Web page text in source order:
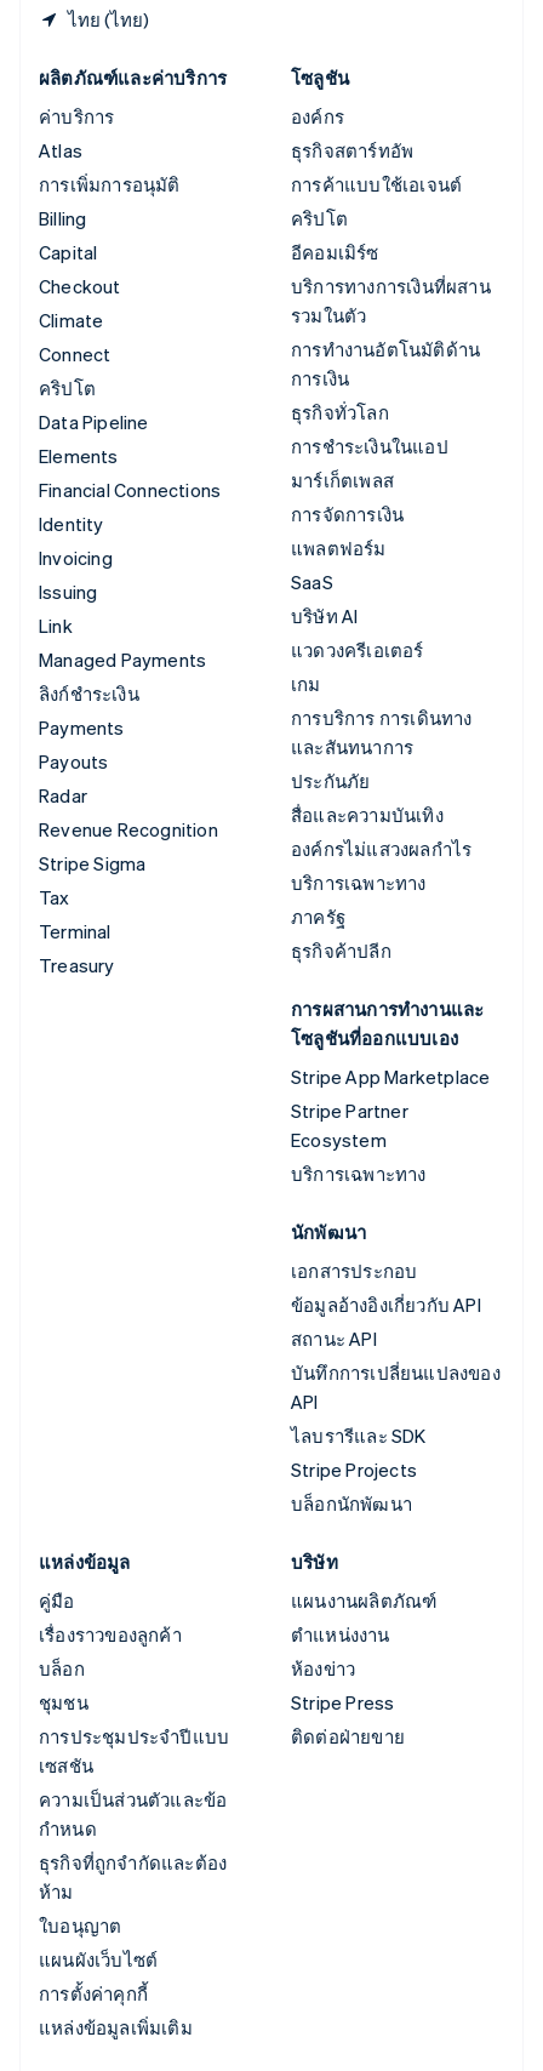
ไทย (ไทย)
ผลิตภัณฑ์และค่าบริการ
ค่าบริการ
Atlas
การเพิ่มการอนุมัติ
Billing
Capital
Checkout
Climate
Connect
คริปโต
Data Pipeline
Elements
Financial Connections
Identity
Invoicing
Issuing
Link
Managed Payments
ลิงก์ชำระเงิน
Payments
Payouts
Radar
Revenue Recognition
Stripe Sigma
Tax
Terminal
Treasury
โซลูชัน
องค์กร
ธุรกิจสตาร์ทอัพ
การค้าแบบใช้เอเจนต์
คริปโต
อีคอมเมิร์ซ
บริการทางการเงินที่ผสาน
รวมในตัว
การทำงานอัตโนมัติด้าน
การเงิน
ธุรกิจทั่วโลก
การชำระเงินในแอป
มาร์เก็ตเพลส
การจัดการเงิน
แพลตฟอร์ม
SaaS
บริษัท AI
แวดวงครีเอเตอร์
เกม
การบริการ การเดินทาง
และสันทนาการ
ประกันภัย
สื่อและความบันเทิง
องค์กรไม่แสวงผลกำไร
บริการเฉพาะทาง
ภาครัฐ
ธุรกิจค้าปลีก
การผสานการทำงานและ
โซลูชันที่ออกแบบเอง
Stripe App Marketplace
Stripe Partner
Ecosystem
บริการเฉพาะทาง
นักพัฒนา
เอกสารประกอบ
ข้อมูลอ้างอิงเกี่ยวกับ API
สถานะ API
บันทึกการเปลี่ยนแปลงของ
API
ไลบรารีและ SDK
Stripe Projects
บล็อกนักพัฒนา
แหล่งข้อมูล
คู่มือ
เรื่องราวของลูกค้า
บล็อก
ชุมชน
การประชุมประจำปีแบบ
เซสชัน
ความเป็นส่วนตัวและข้อ
กำหนด
ธุรกิจที่ถูกจำกัดและต้อง
ห้าม
ใบอนุญาต
แผนผังเว็บไซต์
การตั้งค่าคุกกี้
แหล่งข้อมูลเพิ่มเติม
บริษัท
แผนงานผลิตภัณฑ์
ตำแหน่งงาน
ห้องข่าว
Stripe Press
ติดต่อฝ่ายขาย